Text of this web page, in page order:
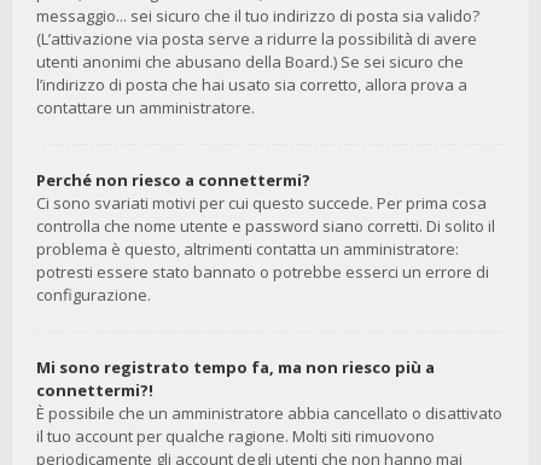
messaggio... sei sicuro che il tuo indirizzo di posta sia valido?
(L’attivazione via posta serve a ridurre la possibilità di avere
utenti anonimi che abusano della Board.) Se sei sicuro che
l’indirizzo di posta che hai usato sia corretto, allora prova a
contattare un amministratore.
Perché non riesco a connettermi?
Ci sono svariati motivi per cui questo succede. Per prima cosa
controlla che nome utente e password siano corretti. Di solito il
problema è questo, altrimenti contatta un amministratore:
potresti essere stato bannato o potrebbe esserci un errore di
configurazione.
Mi sono registrato tempo fa, ma non riesco più a
connettermi?!
È possibile che un amministratore abbia cancellato o disattivato
il tuo account per qualche ragione. Molti siti rimuovono
periodicamente gli account degli utenti che non hanno mai